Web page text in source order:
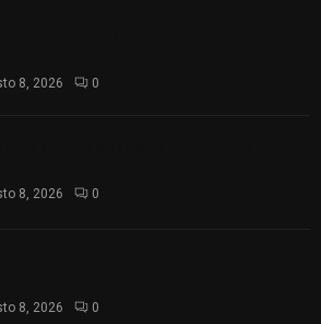
8, 2026 0
8, 2026 0
8, 2026 0